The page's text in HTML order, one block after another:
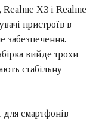
X3 і Realme
пристроїв в
забезпечення.
вийде трохи
стабільну
смартфонів